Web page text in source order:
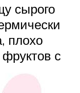
сырого
плохо
с